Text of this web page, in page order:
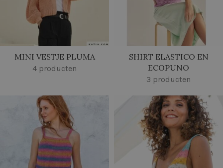
MINI VESTJE PLUMA
4 producten
SHIRT ELASTICO EN
ECOPUNO
3 producten